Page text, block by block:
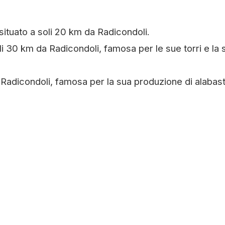
a soli 20 km da Radicondoli.
km da Radicondoli, famosa per le sue torri e la
famosa per la sua produzione di